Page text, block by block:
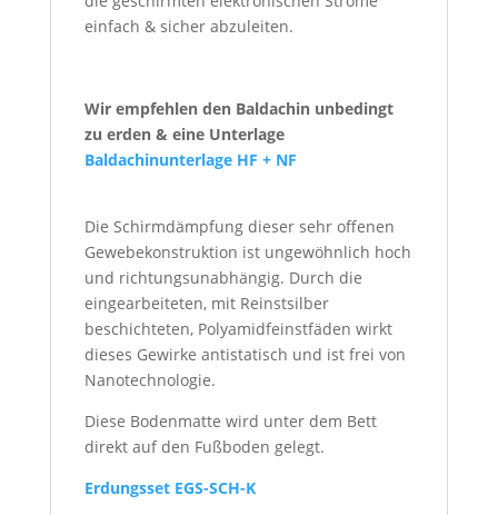
einfach & sicher abzuleiten.
Wir empfehlen den Baldachin unbedingt
zu erden & eine Unterlage
Baldachinunterlage HF + NF
Die Schirmdämpfung dieser sehr offenen
Gewebekonstruktion ist ungewöhnlich hoch
und richtungsunabhängig. Durch die
eingearbeiteten, mit Reinstsilber
beschichteten, Polyamidfeinstfäden wirkt
dieses Gewirke antistatisch und ist frei von
Nanotechnologie.
Diese Bodenmatte wird unter dem Bett
direkt auf den Fußboden gelegt.
Erdungsset EGS-SCH-K